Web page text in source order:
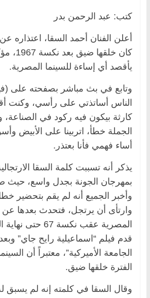
كتب: عبد الرحمن بدر
أعلن الفنان أحمد السقا، اعتذاره
كان
يأقصد أي إساءة للسينما المصرية.
وتابع في بث مباشر بصفحته على
الناس أساتذتي على رأسي، وكنت
كارثة بيكون فيه ركود في الصناعة،
الجملة خطأ، اتربينا على الأبيض
أساء فهمي فأنا بعتذر.
يذكر أنه تسببت كلمة السقا
بمهرجان الجونة بجدل واسع، حيث
وأخبر الجميع أنه لم يقم بتحضير
وارتأى أن يرتجل، فتحدث بعدها عن
المصرية عقب نكسة
قدم فيلم “اسماعيلية رايح جاي”
الجامعة الأميركية”، معتبراً أن
الفترة خلقها ضيق.
وقال السقا في كلمته إنه لم يسبق